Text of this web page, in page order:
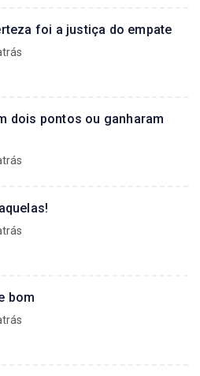
foi a justiça do empate
dois pontos ou ganharam
bom